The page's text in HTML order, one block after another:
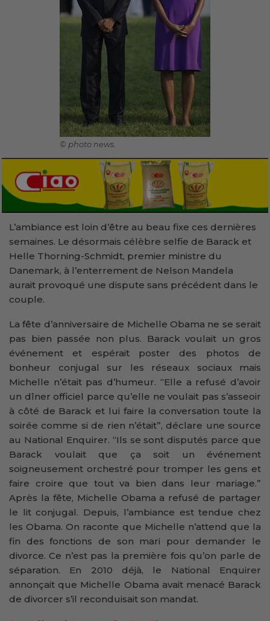
© photo news.
L’ambiance est loin d’être au beau fixe ces dernières
semaines. Le désormais célèbre selfie de Barack et
Helle Thorning-Schmidt, premier ministre du
Danemark, à l’enterrement de Nelson Mandela
aurait provoqué une dispute sans précédent dans le
couple.
La fête d’anniversaire de Michelle Obama ne se serait
pas bien passée non plus. Barack voulait un gros
événement et espérait poster des photos de
bonheur conjugal sur les réseaux sociaux mais
Michelle n’était pas d’humeur. “Elle a refusé d’avoir
un dîner officiel parce qu’elle ne voulait pas s’asseoir
à côté de Barack et lui faire la conversation toute la
soirée comme si de rien n’était”, déclare une source
au National Enquirer. “Ils se sont disputés parce que
Barack voulait que ça soit un événement
soigneusement orchestré pour tromper les gens et
faire croire que tout va bien dans leur mariage.”
Après la fête, Michelle Obama a refusé de partager
le lit conjugal. Depuis, l’ambiance est tendue chez
les Obama. On raconte que Michelle n’attend que la
fin des fonctions de son mari pour demander le
divorce. Ce n’est pas la première fois qu’on parle de
séparation. En 2010 déjà, le National Enquirer
annonçait que Michelle Obama avait menacé Barack
de divorcer s’il reconduisait son mandat.